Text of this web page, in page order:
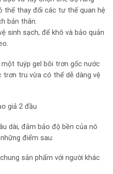
thể thay đổi các tư thế quan hệ
bản thân.
sinh sạch, để khô và bảo quản
tuýp gel bôi trơn gốc nước
trơn tru vừa có thể dễ dàng vệ
giả 2 đầu
dài, đảm bảo độ bền của nó
điểm sau:
sản phẩm với người khác